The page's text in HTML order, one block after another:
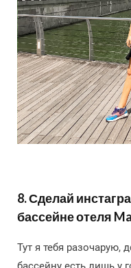
8. Сделай
бассейне отеля
Тут я тебя разочарую,